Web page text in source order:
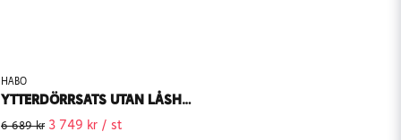
HABO
YTTERDÖRRSATS UTAN LÅSHUS HABO SÄKRA NEW YORK LL KROM
6 689 kr 3 749 kr / st